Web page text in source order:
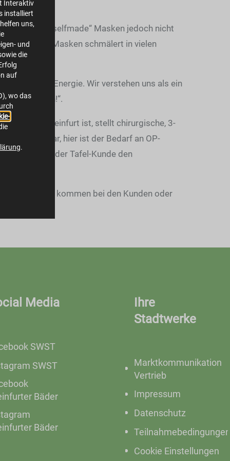
Interaktiv
installiert
uns,
und
die
auf
wo das
.
bieten die „selfmade“ Masken jedoch nicht
solcher Masken schmälert in vielen
die nötige Energie. Wir verstehen uns als ein
spürbar nah!“.
in Steinfurt ist, stellt chirurgische, 3-
war klar, hier ist der Bedarf an OP-
Auch darf der Tafel-Kunde den
Diese kommen bei den Kunden oder
Media
SWST
SWST
Bäder
Bäder
Ihre
Stadtwerke
Marktkommunikation
Vertrieb
Impressum
Datenschutz
Teilnahmebedingungen
Cookie Einstellungen